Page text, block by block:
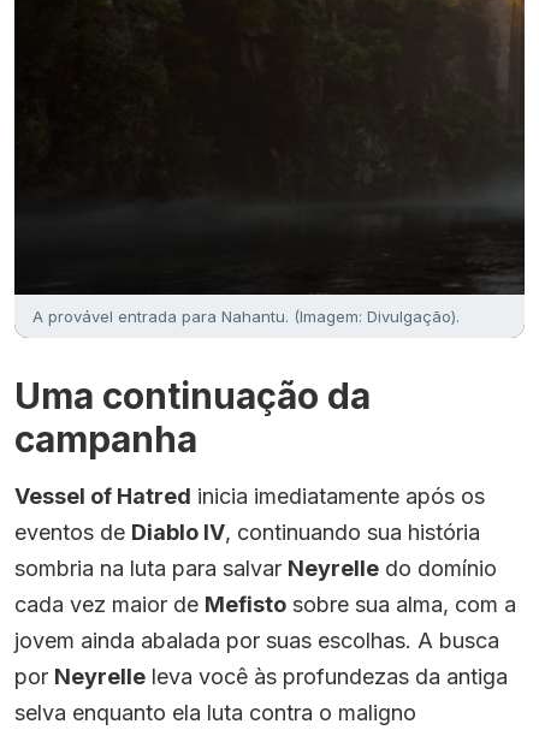
A provável entrada para Nahantu. (Imagem: Divulgação).
Uma continuação da
campanha
Vessel of Hatred inicia imediatamente após os
eventos de Diablo IV, continuando sua história
sombria na luta para salvar Neyrelle do domínio
cada vez maior de Mefisto sobre sua alma, com a
jovem ainda abalada por suas escolhas. A busca
por Neyrelle leva você às profundezas da antiga
selva enquanto ela luta contra o maligno